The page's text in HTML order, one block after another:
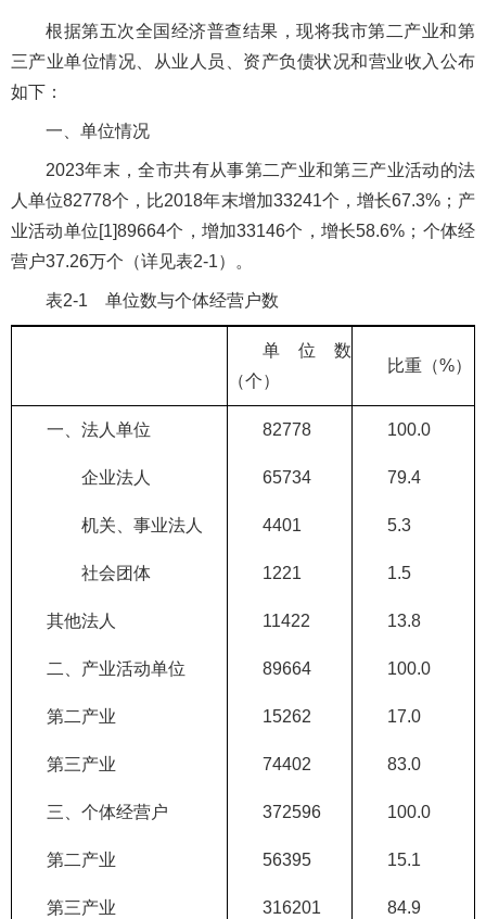
根据第五次全国经济普查结果，现将我市第二产业和第
三产业单位情况、从业人员、资产负债状况和营业收入公布
如下：
一、单位情况
2023年末，全市共有从事第二产业和第三产业活动的法
人单位82778个，比2018年末增加33241个，增长67.3%；产
业活动单位[1]89664个，增加33146个，增长58.6%；个体经
营户37.26万个（详见表2-1）。
表2-1 单位数与个体经营户数
单位数
（个）
比重（%）
一、法人单位 82778 100.0
企业法人 65734 79.4
机关、事业法人 4401 5.3
社会团体 1221 1.5
其他法人 11422 13.8
二、产业活动单位 89664 100.0
第二产业 15262 17.0
第三产业 74402 83.0
三、个体经营户 372596 100.0
第二产业 56395 15.1
第三产业 316201 84.9